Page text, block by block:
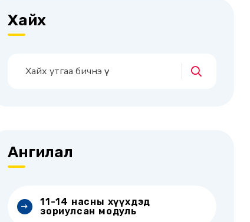
Хайх
Ангилал
11-14 насны хүүхдэд
зориулсан модуль